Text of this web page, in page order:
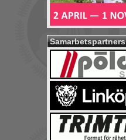
Samarbetspartners